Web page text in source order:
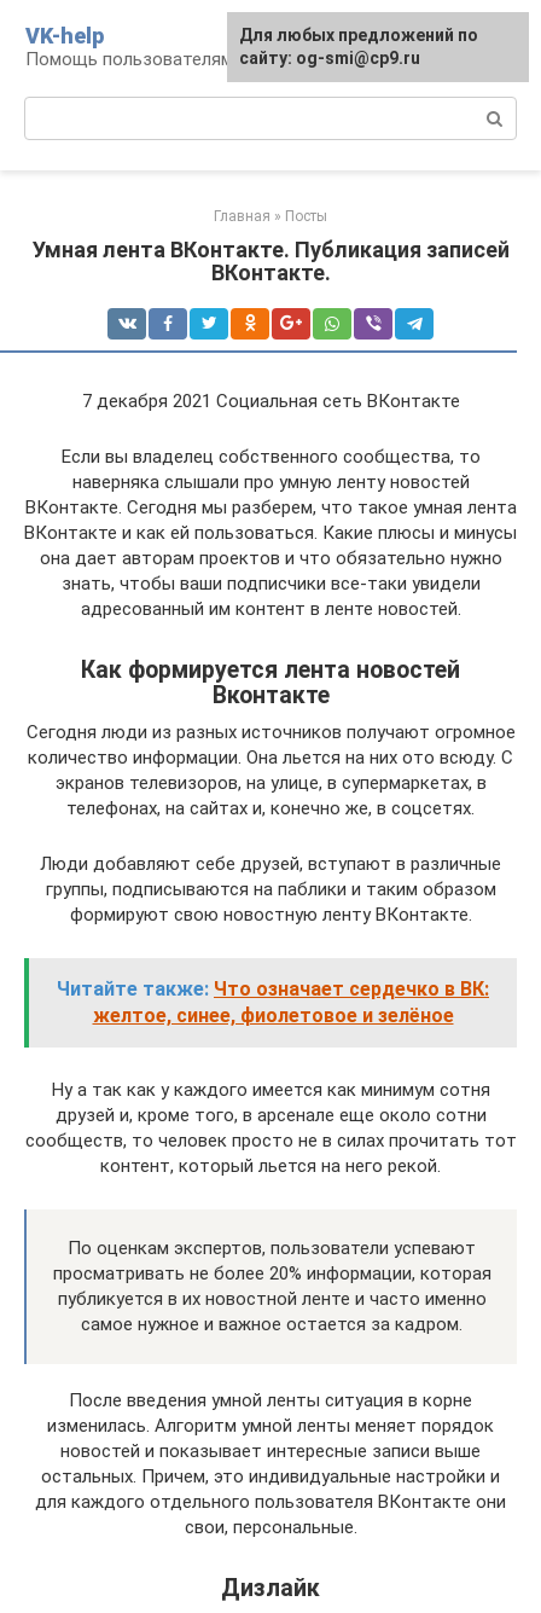
контенту
VK-help
Помощь пользователям соцсети ВКонтакте
Главная » Посты
Умная лента ВКонтакте. Публикация записей
ВКонтакте.
7 декабря 2021 Социальная сеть ВКонтакте
Если вы владелец собственного сообщества, то
наверняка слышали про умную ленту новостей
ВКонтакте. Сегодня мы разберем, что такое умная лента
ВКонтакте и как ей пользоваться. Какие плюсы и минусы
она дает авторам проектов и что обязательно нужно
знать, чтобы ваши подписчики все-таки увидели
адресованный им контент в ленте новостей.
Как формируется лента новостей
Вконтакте
Сегодня люди из разных источников получают огромное
количество информации. Она льется на них ото всюду. С
экранов телевизоров, на улице, в супермаркетах, в
телефонах, на сайтах и, конечно же, в соцсетях.
Люди добавляют себе друзей, вступают в различные
группы, подписываются на паблики и таким образом
формируют свою новостную ленту ВКонтакте.
Читайте также: Что означает сердечко в ВК:
желтое, синее, фиолетовое и зелёное
Ну а так как у каждого имеется как минимум сотня
друзей и, кроме того, в арсенале еще около сотни
сообществ, то человек просто не в силах прочитать тот
контент, который льется на него рекой.
По оценкам экспертов, пользователи успевают
просматривать не более 20% информации, которая
публикуется в их новостной ленте и часто именно
самое нужное и важное остается за кадром.
После введения умной ленты ситуация в корне
изменилась. Алгоритм умной ленты меняет порядок
новостей и показывает интересные записи выше
остальных. Причем, это индивидуальные настройки и
для каждого отдельного пользователя ВКонтакте они
свои, персональные.
Дизлайк
Для любых предложений по
сайту: og-smi@cp9.ru